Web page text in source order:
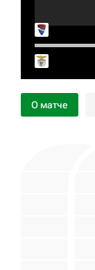
О матче